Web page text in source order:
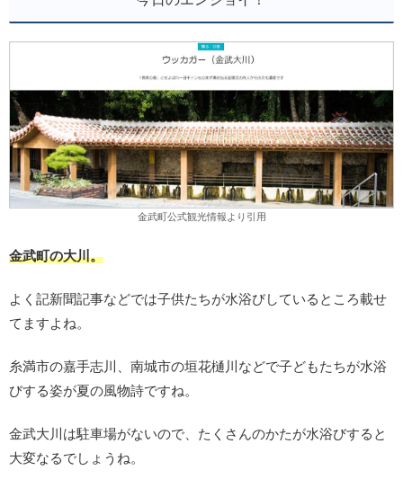
金武町公式観光情報より引用
金武町の大川。
よく記新聞記事などでは子供たちが水浴びしているところ載せ
てますよね。
糸満市の嘉手志川、南城市の垣花樋川などで子どもたちが水浴
びする姿が夏の風物詩ですね。
金武大川は駐車場がないので、たくさんのかたが水浴びすると
大変なるでしょうね。